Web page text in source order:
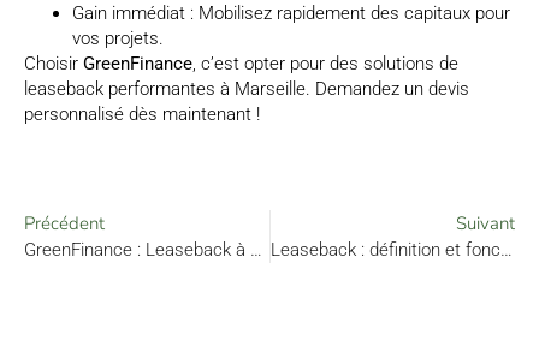
Gain immédiat : Mobilisez rapidement des capitaux pour
vos projets.
Choisir GreenFinance , c’est opter pour des solutions de
leaseback performantes à Marseille. Demandez un devis
personnalisé dès maintenant !
Précédent
GreenFinance : Leaseback à Paris, une solution sur-mesure
Suivant
Leaseback : définition et fonctionnement pour les entreprises